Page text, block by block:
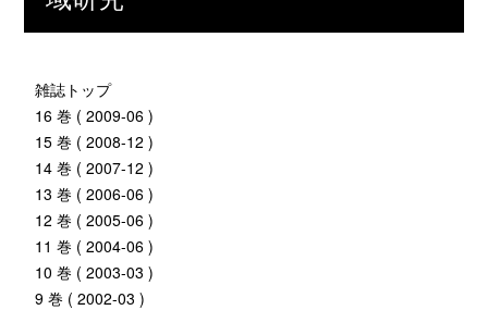
雑誌トップ
16 巻 ( 2009-06 )
15 巻 ( 2008-12 )
14 巻 ( 2007-12 )
13 巻 ( 2006-06 )
12 巻 ( 2005-06 )
11 巻 ( 2004-06 )
10 巻 ( 2003-03 )
9 巻 ( 2002-03 )